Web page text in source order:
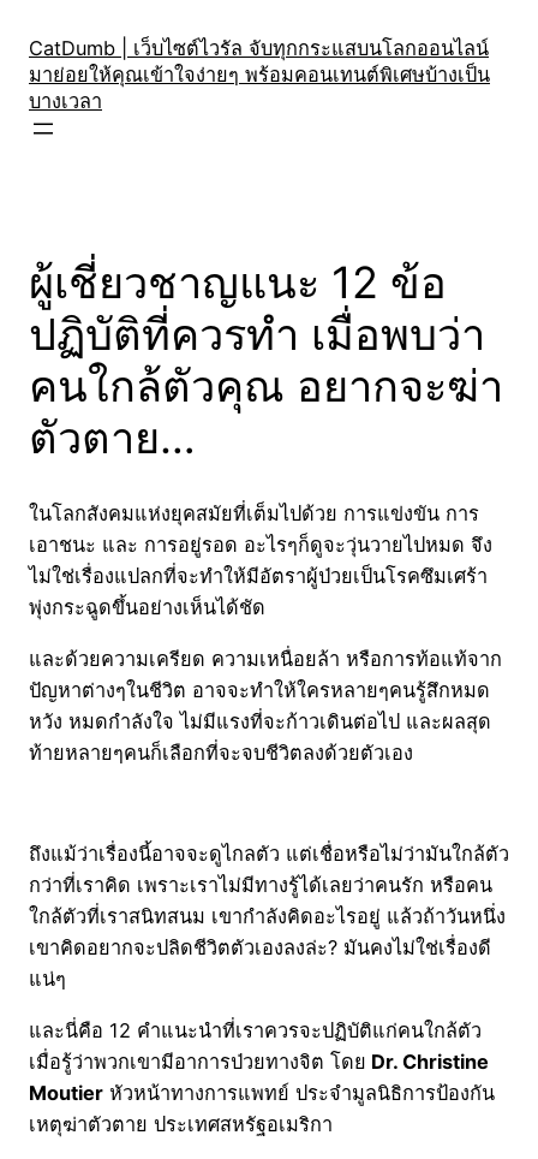
content
CatDumb | เว็บไซต์ไวรัล จับทุกกระแสบนโลกออนไลน์
มาย่อยให้คุณเข้าใจง่ายๆ พร้อมคอนเทนต์พิเศษบ้างเป็น
บางเวลา
ผู้เชี่ยวชาญแนะ 12 ข้อ
ปฏิบัติที่ควรทำ เมื่อพบว่า
คนใกล้ตัวคุณ อยากจะฆ่า
ตัวตาย…
ในโลกสังคมแห่งยุคสมัยที่เต็มไปด้วย การแข่งขัน การ
เอาชนะ และ การอยู่รอด อะไรๆก็ดูจะวุ่นวายไปหมด จึง
ไม่ใช่เรื่องแปลกที่จะทำให้มีอัตราผู้ป่วยเป็นโรคซึมเศร้า
พุ่งกระฉูดขึ้นอย่างเห็นได้ชัด
และด้วยความเครียด ความเหนื่อยล้า หรือการท้อแท้จาก
ปัญหาต่างๆในชีวิต อาจจะทำให้ใครหลายๆคนรู้สึกหมด
หวัง หมดกำลังใจ ไม่มีแรงที่จะก้าวเดินต่อไป และผลสุด
ท้ายหลายๆคนก็เลือกที่จะจบชีวิตลงด้วยตัวเอง
ถึงแม้ว่าเรื่องนี้อาจจะดูไกลตัว แต่เชื่อหรือไม่ว่ามันใกล้ตัว
กว่าที่เราคิด เพราะเราไม่มีทางรู้ได้เลยว่าคนรัก หรือคน
ใกล้ตัวที่เราสนิทสนม เขากำลังคิดอะไรอยู่ แล้วถ้าวันหนึ่ง
เขาคิดอยากจะปลิดชีวิตตัวเองลงล่ะ? มันคงไม่ใช่เรื่องดี
แน่ๆ
และนี่คือ 12 คำแนะนำที่เราควรจะปฏิบัติแก่คนใกล้ตัว
เมื่อรู้ว่าพวกเขามีอาการป่วยทางจิต โดย Dr. Christine
Moutier หัวหน้าทางการแพทย์ ประจำมูลนิธิการป้องกัน
เหตุฆ่าตัวตาย ประเทศสหรัฐอเมริกา